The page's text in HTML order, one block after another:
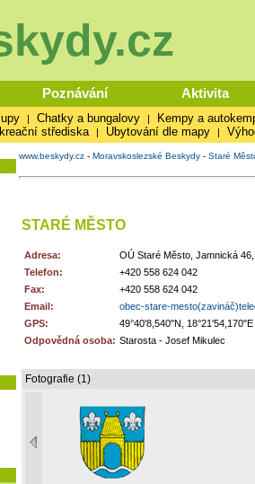
Poznávání Aktivita
| Chatky a bungalovy | Kempy a
střediska | Ubytování dle mapy |
www.beskydy.cz - Moravskoslezské Beskydy - Staré
STARÉ MĚSTO
Adresa:
OÚ Staré Město, Jamnická
Telefon:
+420 558 624 042
Fax:
+420 558 624 042
Email:
obec-stare-
GPS:
49°40'8,540"N, 18°21'54,170"E
Odpovědná osoba: Starosta - Josef Mikulec
Fotografie (1)